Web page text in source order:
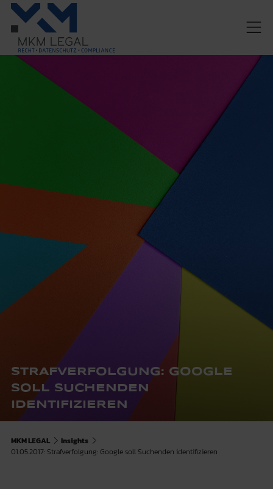
STRAFVERFOLGUNG: GOOGLE
SOLL SUCHENDEN
IDENTIFIZIEREN
MKM LEGAL
Insights
01.05.2017: Strafverfolgung: Google soll Suchenden identifizieren